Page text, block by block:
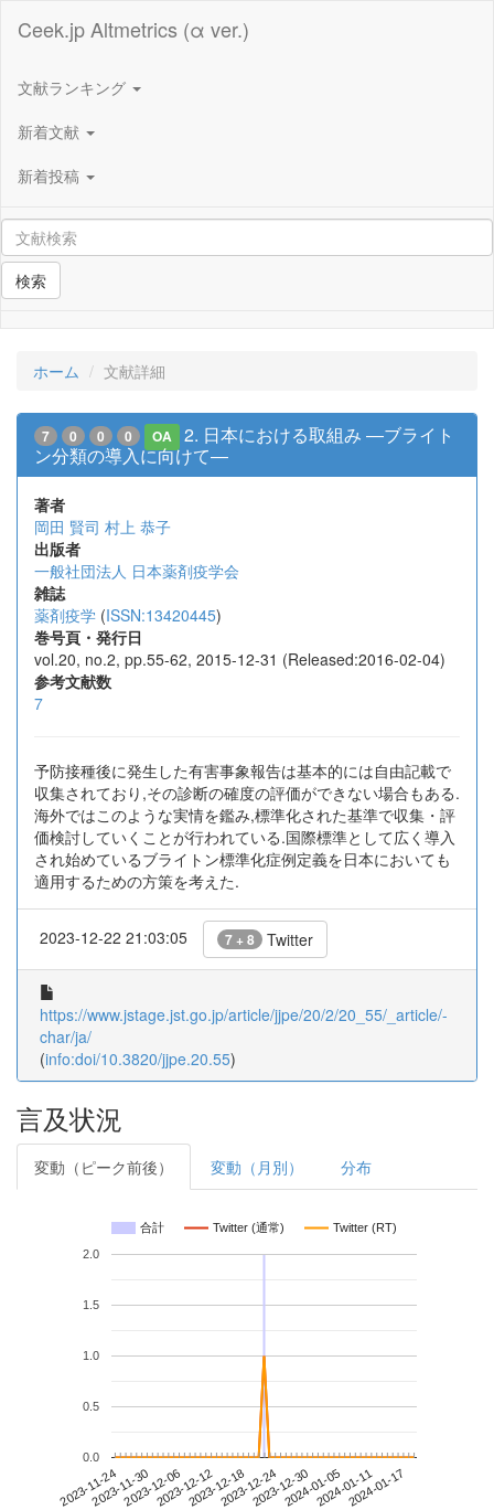
Ceek.jp Altmetrics (α ver.)
文献ランキング
新着文献
新着投稿
検索
ホーム 文献詳細
7 0 0 0 OA
2. 日本における取組み ―ブライト
ン分類の導入に向けて―
著者
岡田 賢司 村上 恭子
出版者
一般社団法人 日本薬剤疫学会
雑誌
薬剤疫学 (ISSN:13420445)
巻号頁・発行日
vol.20, no.2, pp.55-62, 2015-12-31 (Released:2016-02-04)
参考文献数
7
予防接種後に発生した有害事象報告は基本的には自由記載で
収集されており,その診断の確度の評価ができない場合もある.
海外ではこのような実情を鑑み,標準化された基準で収集・評
価検討していくことが行われている.国際標準として広く導入
され始めているブライトン標準化症例定義を日本においても
適用するための方策を考えた.
2023-12-22 21:03:05 7 + 8 Twitter
https://www.jstage.jst.go.jp/article/jjpe/20/2/20_55/_article/-
char/ja/
(info:doi/10.3820/jjpe.20.55)
言及状況
変動（ピーク前後） 変動（月別） 分布
合計 Twitter (通常) Twitter (RT)
2023-11-242023-11-302023-12-062023-12-122023-12-182023-12-242023-12-302024-01-052024-01-112024-01-17
0.0
0.5
1.0
1.5
2.0